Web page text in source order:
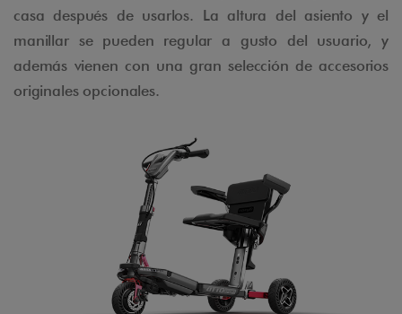
casa después de usarlos. La altura del asiento y el
manillar se pueden regular a gusto del usuario, y
además vienen con una gran selección de accesorios
originales opcionales.